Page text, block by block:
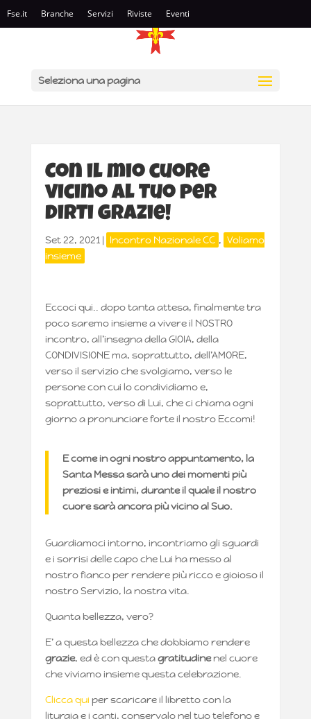
Fse.it Branche Servizi Riviste Eventi
Seleziona una pagina
Con il mio cuore
vicino al Tuo per
dirTi grazie!
Set 22, 2021| Incontro Nazionale CC , Voliamo
insieme
Eccoci qui.. dopo tanta attesa, finalmente tra
poco saremo insieme a vivere il NOSTRO
incontro, all’insegna della GIOIA, della
CONDIVISIONE ma, soprattutto, dell’AMORE,
verso il servizio che svolgiamo, verso le
persone con cui lo condividiamo e,
soprattutto, verso di Lui, che ci chiama ogni
giorno a pronunciare forte il nostro Eccomi!
E come in ogni nostro appuntamento, la
Santa Messa sarà uno dei momenti più
preziosi e intimi, durante il quale il nostro
cuore sarà ancora più vicino al Suo.
Guardiamoci intorno, incontriamo gli sguardi
e i sorrisi delle capo che Lui ha messo al
nostro fianco per rendere più ricco e gioioso il
nostro Servizio, la nostra vita.
Quanta bellezza, vero?
E’ a questa bellezza che dobbiamo rendere
grazie, ed è con questagratitudinenel cuore
che viviamo insieme questa celebrazione.
Clicca qui per scaricare il libretto con la
liturgia e i canti, conservalo nel tuo telefono e